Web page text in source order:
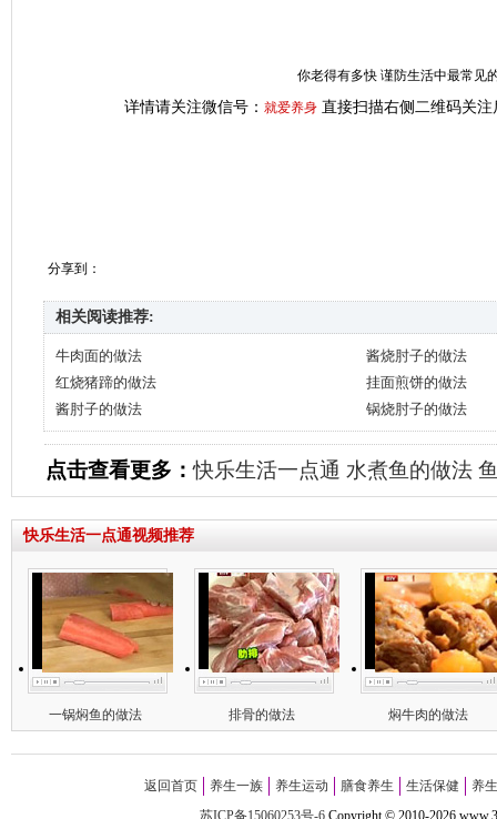
你老得有多快 谨防生活中最常见
详情请关注微信号： 就爱养身 直接扫描右侧二维码关注
分享到：
相关阅读推荐:
牛肉面的做法
酱烧肘子的做法
红烧猪蹄的做法
挂面煎饼的做法
酱肘子的做法
锅烧肘子的做法
点击查看更多：快乐生活一点通 水煮鱼的做法
快乐生活一点通视频推荐
一锅焖鱼的做法 排骨的做法 焖牛肉的做法
返回首页 养生一族 养生运动 膳食养生 生活保健
养
苏ICP备15060253号-6Copyright ©2010-2026